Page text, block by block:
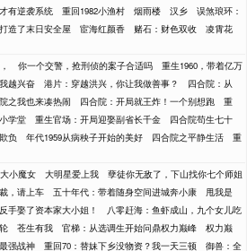
有逆袭系统 重回1982小渔村 烟雨楼 汉乡
误煞琅环：
造了末日安全屋 宦海红颜香 赌石：财色双收
凌霄花
你一个交警，抢刑侦的案子合适吗
重生1960，带着亿万
越兴奋 港片：穿越洪兴，你让我做善事？
四合院：从
之我也来凑热闹 四合院：开局就王炸！一个别想跑
重
学堂 重生官场：开局迎娶副省长千金
四合院苟生七十
负 年代1959从病秧子开始的美好 四合院之平静生活
重
小魔女 大明星爱上我
孽徒你无敌了，下山找你七个师姐
，请上车 五十年代：带着随身空间进城奔小康
甩我是
手娶了资本家大小姐！
八零赶海：鱼虾成山，九个女儿吃
苍生有我 官梯：从选调生开始问鼎权力巅峰
权力巅
最强战神 重回70：替妹下乡没物资？我一天三顿 御兽：全